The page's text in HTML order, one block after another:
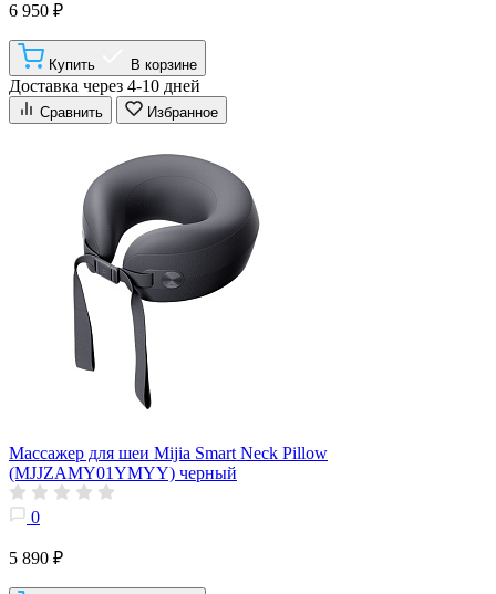
6 950 ₽
Купить В корзине
Доставка через 4-10 дней
Сравнить Избранное
Массажер для шеи Mijia Smart Neck Pillow
(MJJZAMY01YMYY) черный
0
5 890 ₽